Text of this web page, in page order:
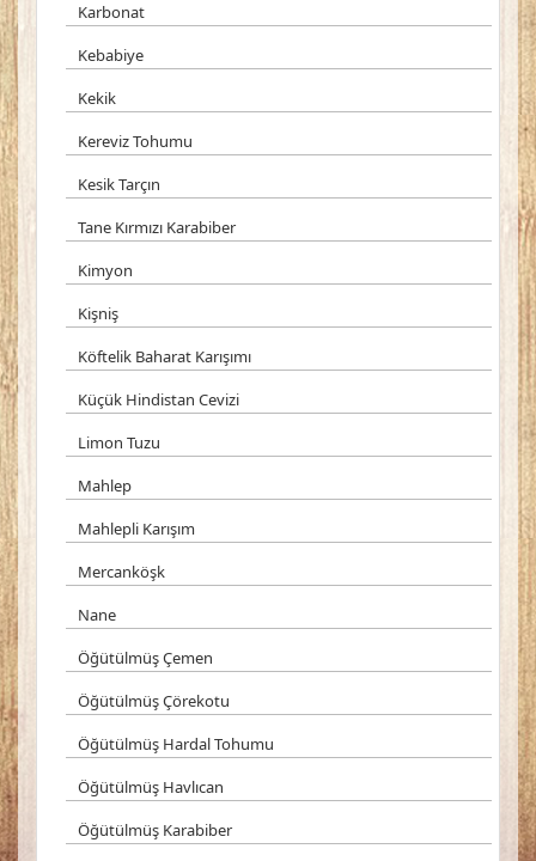
Karbonat
Kebabiye
Kekik
Kereviz Tohumu
Kesik Tarçın
Tane Kırmızı Karabiber
Kimyon
Kişniş
Köftelik Baharat Karışımı
Küçük Hindistan Cevizi
Limon Tuzu
Mahlep
Mahlepli Karışım
Mercanköşk
Nane
Öğütülmüş Çemen
Öğütülmüş Çörekotu
Öğütülmüş Hardal Tohumu
Öğütülmüş Havlıcan
Öğütülmüş Karabiber